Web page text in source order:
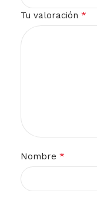
Tu valoración *
Nombre *